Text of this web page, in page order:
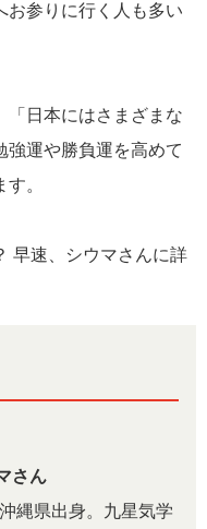
お参りに行く人も多い
「日本にはさまざまな
強運や勝負運を高めて
。
早速、シウマさんに詳
さん
縄県出身。九星気学